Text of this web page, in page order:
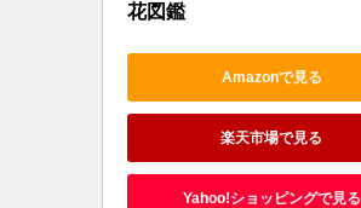
花図鑑
Amazonで見る
楽天市場で見る
Yahoo!ショッピングで見る